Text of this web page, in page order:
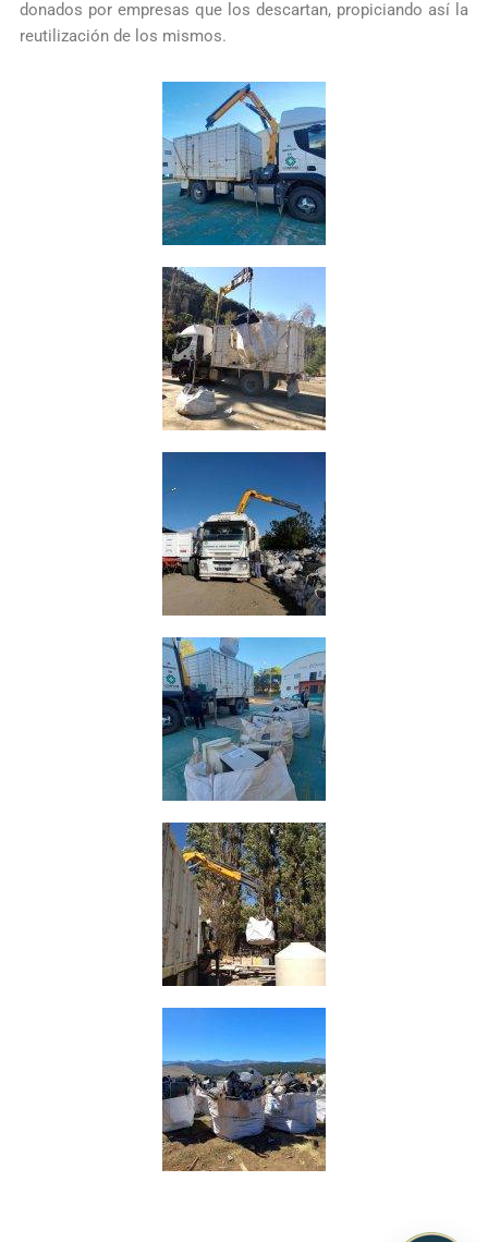
donados por empresas que los descartan, propiciando así la
reutilización de los mismos.